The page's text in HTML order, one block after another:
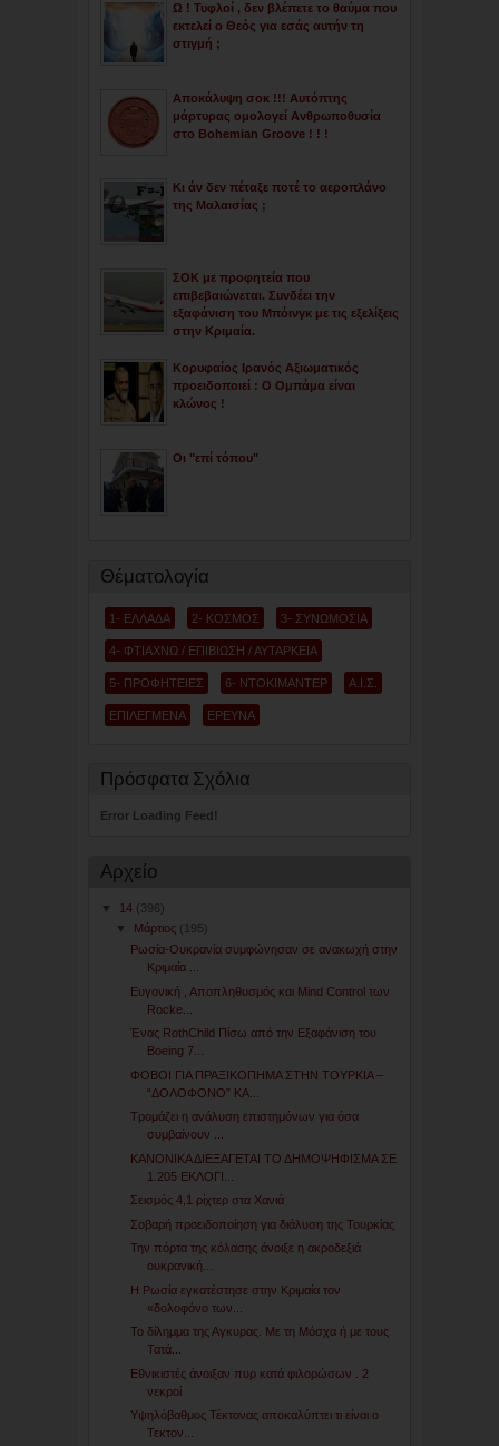
Ω ! Τυφλοί , δεν βλέπετε το θαύμα που
εκτελεί ο Θεός για εσάς αυτήν τη
στιγμή ;
Αποκάλυψη σοκ !!! Αυτόπτης
μάρτυρας ομολογεί Ανθρωποθυσία
στο Bohemian Groove ! ! !
Κι άν δεν πέταξε ποτέ το αεροπλάνο
της Μαλαισίας ;
ΣΟΚ με προφητεία που
επιβεβαιώνεται. Συνδέει την
εξαφάνιση του Μπόινγκ με τις εξελίξεις
στην Κριμαία.
Κορυφαίος Ιρανός Αξιωματικός
προειδοποιεί : Ο Ομπάμα είναι
κλώνος !
Οι "επί τόπου"
Θέματολογία
1- ΕΛΛΑΔΑ 2- ΚΟΣΜΟΣ 3- ΣΥΝΩΜΟΣΙΑ
4- ΦΤΙΑΧΝΩ / ΕΠΙΒΙΩΣΗ / ΑΥΤΑΡΚΕΙΑ
5- ΠΡΟΦΗΤΕΙΕΣ 6- ΝΤΟΚΙΜΑΝΤΕΡ Α.Ι.Σ.
ΕΠΙΛΕΓΜΕΝΑ ΕΡΕΥΝΑ
Πρόσφατα Σχόλια
Error Loading Feed!
Αρχείο
▼ 14 (396)
▼
Μάρτιος (195)
Ρωσία-Ουκρανία συμφώνησαν σε ανακωχή στην
Κριμαία ...
Ευγονική , Αποπληθυσμός και Mind Control των
Rocke...
Ένας RothChild Πίσω από την Εξαφάνιση του
Boeing 7...
ΦΟΒΟΙ ΓΙΑ ΠΡΑΞΙΚΟΠΗΜΑ ΣΤΗΝ ΤΟΥΡΚΙΑ –
“ΔΟΛΟΦΟΝΟ” ΚΑ...
Τρομάζει η ανάλυση επιστημόνων για όσα
συμβαίνουν ...
ΚΑΝΟΝΙΚΑ ΔΙΕΞΑΓΕΤΑΙ ΤΟ ΔΗΜΟΨΗΦΙΣΜΑ ΣΕ
1.205 ΕΚΛΟΓΙ...
Σεισμός 4,1 ρίχτερ στα Χανιά
Σοβαρή προειδοποίηση για διάλυση της Τουρκίας
Την πόρτα της κόλασης άνοιξε η ακροδεξιά
ουκρανική...
Η Ρωσία εγκατέστησε στην Κριμαία τον
«δολοφόνο των...
Το δίλημμα της Αγκυρας. Με τη Μόσχα ή με τους
Τατά...
Εθνικιστές άνοιξαν πυρ κατά φιλορώσων . 2
νεκροί
Υψηλόβαθμος Τέκτονας αποκαλύπτει τι είναι ο
Τεκτον...